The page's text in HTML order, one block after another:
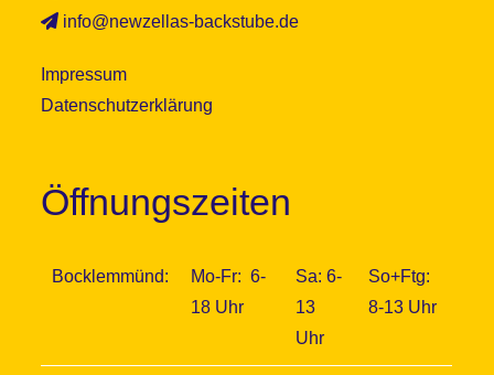
info@newzellas-backstube.de
Impressum
Datenschutzerklärung
Öffnungszeiten
Bocklemmünd:
Mo-Fr: 6-
18 Uhr
Sa: 6-
13
Uhr
So+Ftg:
8-13 Uhr